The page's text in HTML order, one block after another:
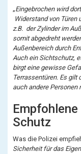
„Eingebrochen wird
Widerstand von Türen
z.B. der Zylinder im
somit abgedreht
Außenbereich durch
Auch ein Sichtschutz,
birgt eine gewisse
Terrassentüren. Es gilt
auch andere Personen
Schutz
Was die Polizei
Sicherheit für das